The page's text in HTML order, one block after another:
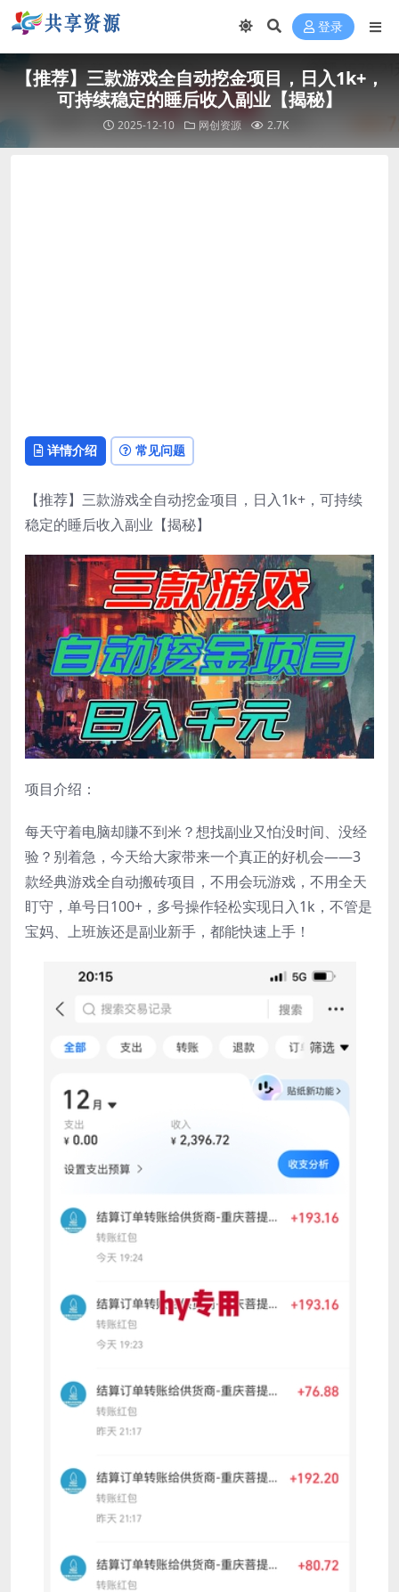
登录
【推荐】三款游戏全自动挖金项目，日入1k+，
可持续稳定的睡后收入副业【揭秘】
2025-12-10 网创资源 2.7K
详情介绍 常见问题
【推荐】三款游戏全自动挖金项目，日入1k+，可持续
稳定的睡后收入副业【揭秘】
项目介绍：
每天守着电脑却賺不到米？想找副业又怕没时间、没经
验？别着急，今天给大家带来一个真正的好机会——3
款经典游戏全自动搬砖项目，不用会玩游戏，不用全天
盯守，单号日100+，多号操作轻松实现日入1k，不管是
宝妈、上班族还是副业新手，都能快速上手！